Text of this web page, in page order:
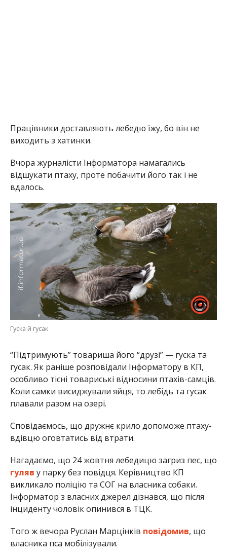
Працівники доставляють лебедю їжу, бо він не
виходить з хатинки.
Вчора журналісти Інформатора намагались
відшукати птаху, проте побачити його так і не
вдалось.
Гуска й гусак
“Підтримують” товариша його “друзі” — гуска та
гусак. Як раніше розповідали Інформатору в КП,
особливо тісні товариські відносини птахів-самців.
Коли самки висиджували яйця, то лебідь та гусак
плавали разом на озері.
Сповідаємось, що дружнє крило допоможе птаху-
вдівцю оговтатись від втрати.
Нагадаємо, що 24 жовтня лебедицю загриз пес, що
гуляв у парку без повідця. Керівництво КП
викликало поліцію та СОГ на власника собаки.
Інформатор з власних джерел дізнався, що після
інциденту чоловік опинився в ТЦК.
Того ж вечора Руслан Марцінків повідомив, що
власника пса мобілізували.